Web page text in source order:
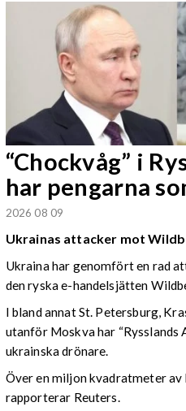
“Chockvåg” i
har pengarna
2026 08 09
Ukrainas attacker mot
Ukraina har genomfört en rad
den ryska e-handelsjätten
I bland annat St. Petersburg,
utanför Moskva har “Rysslands
ukrainska drönare.
Över en miljon kvadratmeter
rapporterar Reuters.